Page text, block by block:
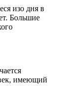
изо дня в
Большие
имеющий